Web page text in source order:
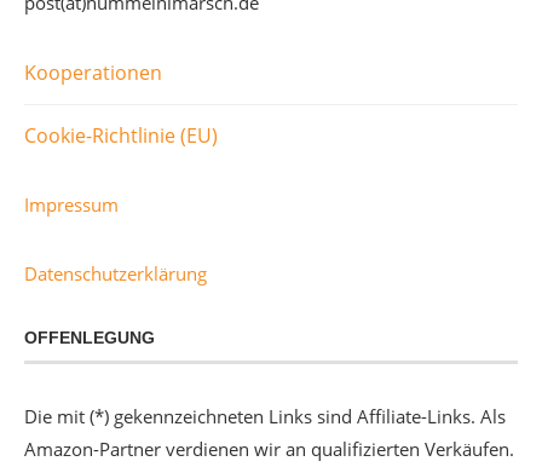
Kooperationen
Cookie-Richtlinie (EU)
Impressum
Datenschutzerklärung
OFFENLEGUNG
Die mit (*) gekennzeichneten Links sind Affiliate-Links. Als
Amazon-Partner verdienen wir an qualifizierten Verkäufen.